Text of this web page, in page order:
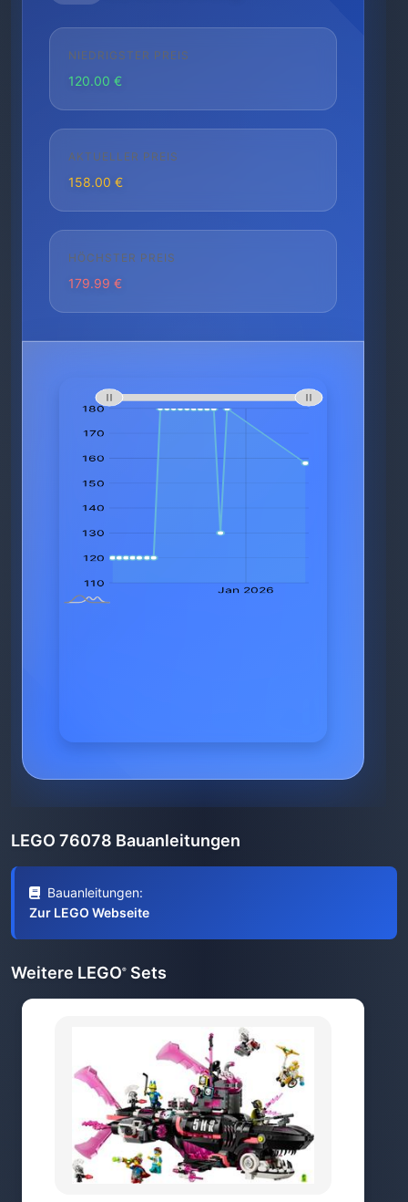
NIEDRIGSTER PREIS
120.00 €
AKTUELLER PREIS
158.00 €
HÖCHSTER PREIS
179.99 €
LEGO 76078 Bauanleitungen
Bauanleitungen:
Zur LEGO Webseite
Weitere LEGO® Sets